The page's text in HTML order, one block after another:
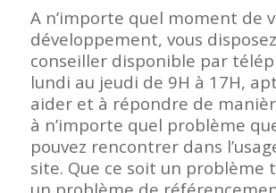
A n’importe quel moment de
développement, vous disposez
conseiller disponible par
lundi au jeudi de 9H à 17H,
aider et à répondre de
à n’importe quel problème
pouvez rencontrer dans
site. Que ce soit un problème